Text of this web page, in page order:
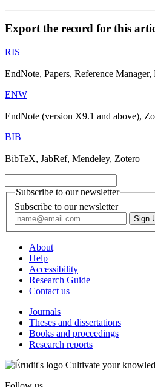
Export the record for this
RIS
EndNote, Papers, Reference
ENW
EndNote (version X9.1 and above),
BIB
BibTeX, JabRef, Mendeley, Zotero
Subscribe to our newsletter
Subscribe to our newsletter
About
Help
Accessibility
Research Guide
Contact us
Journals
Theses and dissertations
Books and proceedings
Research reports
Cultivate your